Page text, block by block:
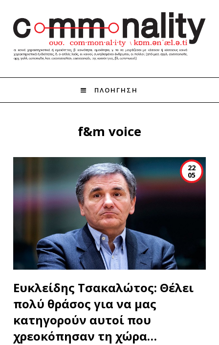
ΠΛΟΗΓΗΣΗ
f&m voice
22
05
Ευκλείδης Τσακαλώτος: Θέλει
πολύ θράσος για να μας
κατηγορούν αυτοί που
χρεοκόπησαν τη χώρα…